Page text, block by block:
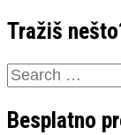
Tražiš
Search
for:
Besplatno